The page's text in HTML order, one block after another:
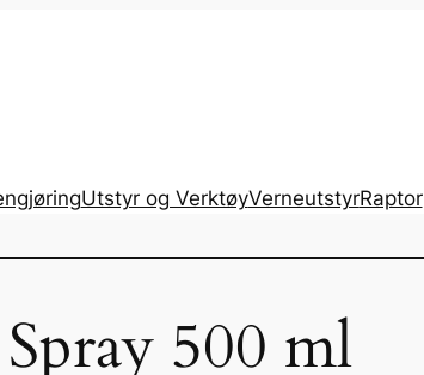
Utstyr og VerktøyVerneutstyrRaptor
500 ml